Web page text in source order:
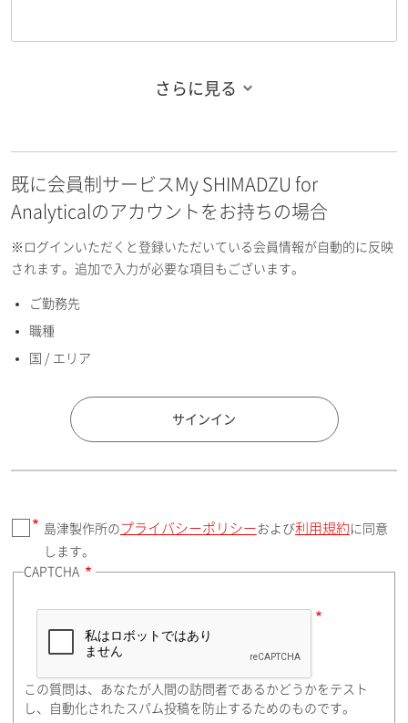
お名前フリガナ（名）
E-mailアドレス（半角英数）
国 / エリア
郵便番号（勤務先）
住所検索
都道府県（勤務先）
さらに見る
既に会員制サービスMy SHIMADZU for
Analyticalのアカウントをお持ちの場合
※ログインいただくと登録いただいている会員情報が自動的に反映
されます。追加で入力が必要な項目もございます。
ご勤務先
職種
国 / エリア
サインイン
島津製作所の プライバシーポリシーおよび利用規約 に同意
します。
CAPTCHA
この質問は、あなたが人間の訪問者であるかどうかをテスト
し、自動化されたスパム投稿を防止するためのものです。